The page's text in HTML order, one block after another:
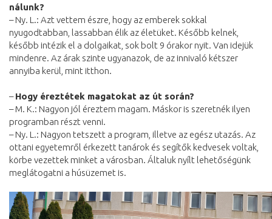
nálunk?
– Ny. L.: Azt vettem észre, hogy az emberek sokkal
nyugodtabban, lassabban élik az életüket. Később kelnek,
később intézik el a dolgaikat, sok bolt 9 órakor nyit. Van idejük
mindenre. Az árak szinte ugyanazok, de az innivaló kétszer
annyiba kerül, mint itthon.
–Hogy éreztétek magatokat az út során?
– M. K.: Nagyon jól éreztem magam. Máskor is szeretnék ilyen
programban részt venni.
– Ny. L.: Nagyon tetszett a program, illetve az egész utazás. Az
ottani egyetemről érkezett tanárok és segítők kedvesek voltak,
körbe vezettek minket a városban. Általuk nyílt lehetőségünk
meglátogatni a húsüzemet is.